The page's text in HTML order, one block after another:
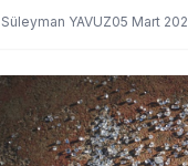
Bağırsaklarınız için
Süleyman YAVUZ05 Mart